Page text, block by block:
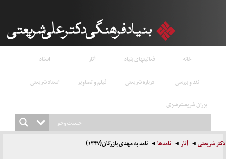
خانه فعالیتهای بنیاد آثار
اسناد
نقد و بررسی
درباره شریعتی فیلم و تصاویر
استاد شریعتی
پوران شریعت‌رضوی
دکتر شریعتی آثار نامه‌ها نامه به مهدی بازرگان(۱۳۴۷)